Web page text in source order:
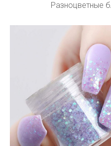
Разноцветные